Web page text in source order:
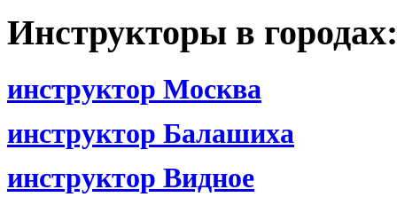
Инструкторы в городах:
инструктор Москва
инструктор Балашиха
инструктор Видное